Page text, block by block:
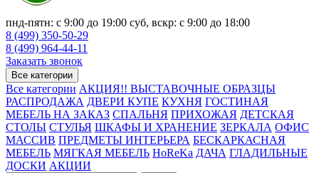
пнд-пятн: с 9:00 до 19:00 суб, вскр: с 9:00 до 18:00
8 (499) 350-50-29
8 (499) 964-44-11
Заказать звонок
Все категории
Все категории АКЦИЯ!! ВЫСТАВОЧНЫЕ ОБРАЗЦЫ
РАСПРОДАЖА ДВЕРИ КУПЕ КУХНЯ ГОСТИНАЯ
МЕБЕЛЬ НА ЗАКАЗ СПАЛЬНЯ ПРИХОЖАЯ ДЕТСКАЯ
СТОЛЫ СТУЛЬЯ ШКАФЫ И ХРАНЕНИЕ ЗЕРКАЛА ОФИС
МАССИВ ПРЕДМЕТЫ ИНТЕРЬЕРА БЕСКАРКАСНАЯ
МЕБЕЛЬ МЯГКАЯ МЕБЕЛЬ HoReKa ДАЧА ГЛАДИЛЬНЫЕ
ДОСКИ АКЦИИ